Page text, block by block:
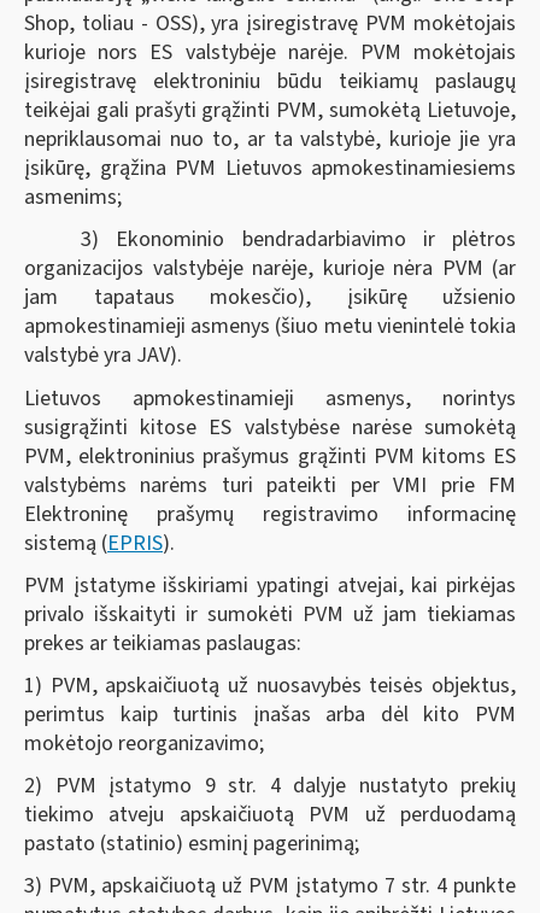
Shop, toliau - OSS), yra įsiregistravę PVM mokėtojais
kurioje nors ES valstybėje narėje. PVM mokėtojais
įsiregistravę elektroniniu būdu teikiamų paslaugų
teikėjai gali prašyti grąžinti PVM, sumokėtą Lietuvoje,
nepriklausomai nuo to, ar ta valstybė, kurioje jie yra
įsikūrę, grąžina PVM Lietuvos apmokestinamiesiems
asmenims;
3) Ekonominio bendradarbiavimo ir plėtros
organizacijos valstybėje narėje, kurioje nėra PVM (ar
jam tapataus mokesčio), įsikūrę užsienio
apmokestinamieji asmenys (šiuo metu vienintelė tokia
valstybė yra JAV).
Lietuvos apmokestinamieji asmenys, norintys
susigrąžinti kitose ES valstybėse narėse sumokėtą
PVM, elektroninius prašymus grąžinti PVM kitoms ES
valstybėms narėms turi pateikti per VMI prie FM
Elektroninę prašymų registravimo informacinę
sistemą (EPRIS).
PVM įstatyme išskiriami ypatingi atvejai, kai pirkėjas
privalo išskaityti ir sumokėti PVM už jam tiekiamas
prekes ar teikiamas paslaugas:
1) PVM, apskaičiuotą už nuosavybės teisės objektus,
perimtus kaip turtinis įnašas arba dėl kito PVM
mokėtojo reorganizavimo;
2) PVM įstatymo 9 str. 4 dalyje nustatyto prekių
tiekimo atveju apskaičiuotą PVM už perduodamą
pastato (statinio) esminį pagerinimą;
3) PVM, apskaičiuotą už PVM įstatymo 7 str. 4 punkte